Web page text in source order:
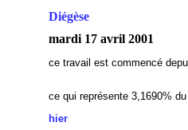
Diégèse
mardi 17 avril 2001
ce travail est commencé
ce qui représente 3,1690%
hier